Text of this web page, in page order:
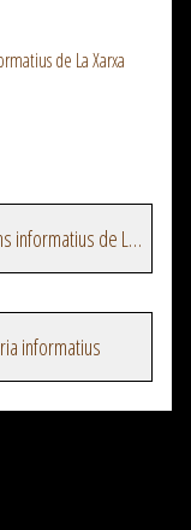
de La Xarxa
Veure més episodis del programa Butlletins informatius de La Xarxa
informatius